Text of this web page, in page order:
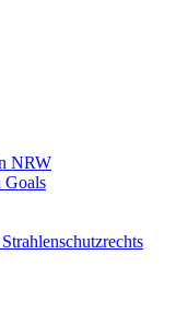
NRW
Goals